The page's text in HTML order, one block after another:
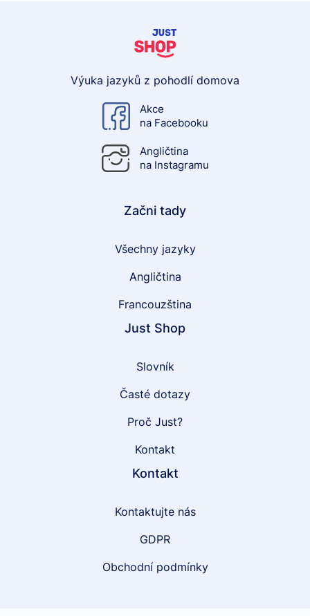
Výuka jazyků z pohodlí domova
Akce
na Facebooku
Angličtina
na Instagramu
Začni tady
Všechny jazyky
Angličtina
Francouzština
Just Shop
Slovník
Časté dotazy
Proč Just?
Kontakt
Kontakt
Kontaktujte nás
GDPR
Obchodní podmínky